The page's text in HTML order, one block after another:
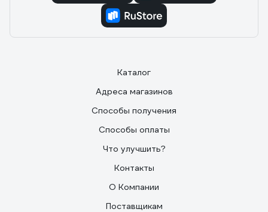
Каталог
Адреса магазинов
Способы получения
Способы оплаты
Что улучшить?
Контакты
О Компании
Поставщикам